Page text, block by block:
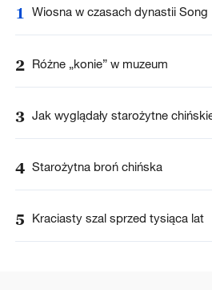
1 Wiosna w czasach dynastii Song
2 Różne „konie” w muzeum
3 Jak wyglądały starożytne
4 Starożytna broń chińska
5 Kraciasty szal sprzed tysiąca lat